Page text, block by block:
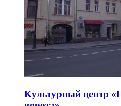
Культурный центр